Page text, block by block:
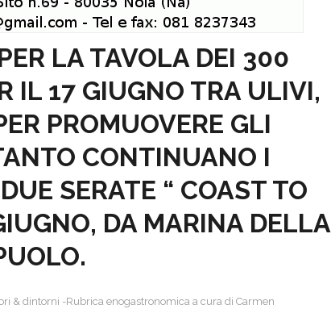
LA TAVOLA DEI 300
IL 17 GIUGNO TRA ULIVI,
PROMUOVERE GLI
CONTINUANO I
SERATE “ COAST TO
DA MARINA DELLA
& dintorni -Rubrica enogastronomica a cura di Carmen